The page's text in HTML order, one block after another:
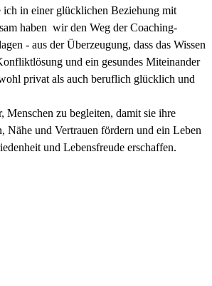
ich in einer glücklichen Beziehung mit
haben wir den Weg der Coaching-
- aus der Überzeugung, dass das Wissen
und ein gesundes Miteinander
privat als auch beruflich glücklich und
Menschen zu begleiten, damit sie ihre
Nähe und Vertrauen fördern und ein Leben
und Lebensfreude erschaffen.